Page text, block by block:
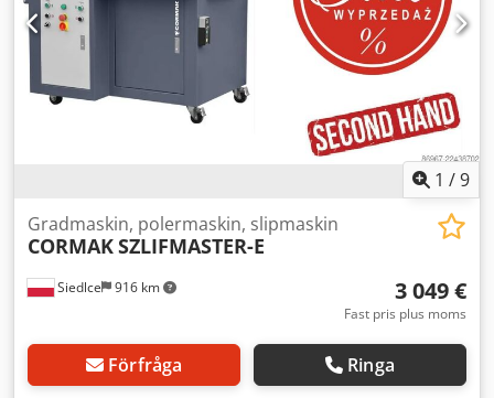
1 /9
Siedlce 916 km
Gradmaskin, polermaskin, slipmaskin
CORMAKSZLIFMASTER-E
3 049 €
Fast pris plus moms
Förfråga Ringa